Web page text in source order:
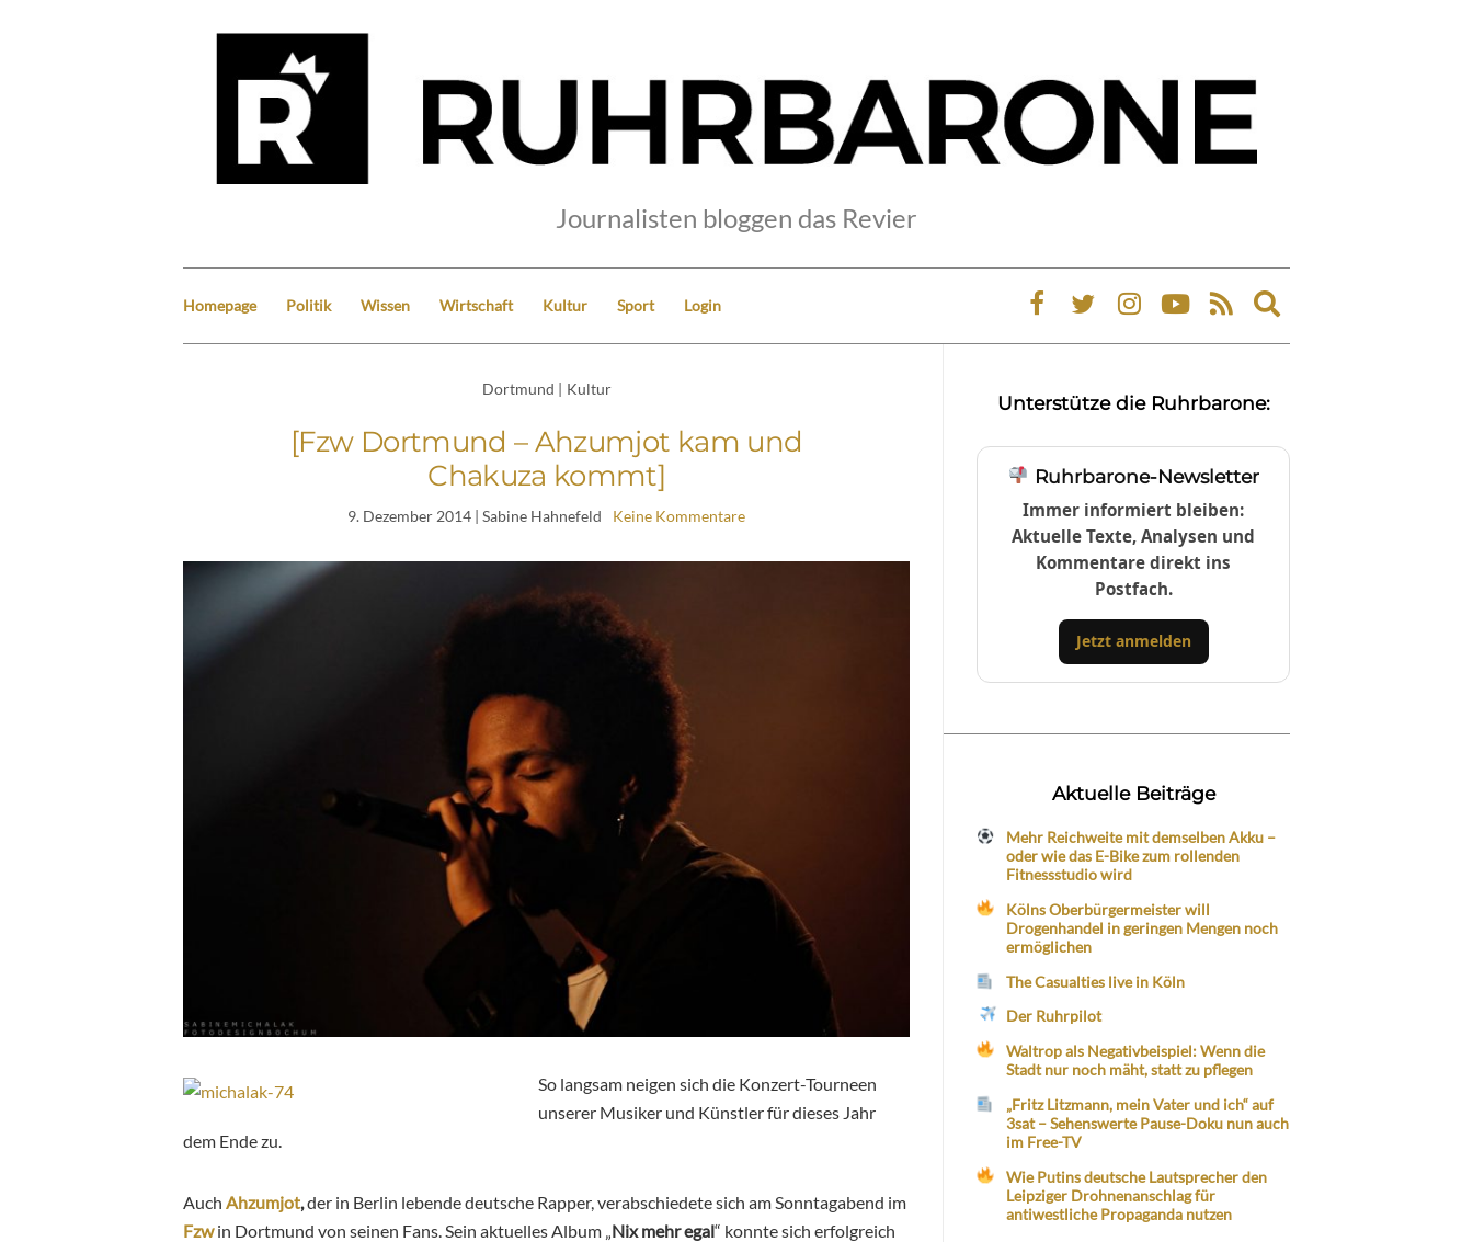
Journalisten bloggen das Revier
Homepage Politik Wissen Wirtschaft Kultur Sport Login
Expand
search
Dortmund | Kultur
[Fzw Dortmund – Ahzumjot kam und
Chakuza kommt]
9. Dezember 2014 | Sabine Hahnefeld Keine Kommentare
So langsam neigen sich die Konzert-Tourneen
unserer Musiker und Künstler für dieses Jahr
dem Ende zu.
Auch Ahzumjot,der in Berlin lebende deutsche Rapper, verabschiedete sich am Sonntagabend im
Fzwin Dortmund von seinen Fans. Sein aktuelles Album „ Nix mehr egal“ konnte sich erfolgreich
Unterstütze die Ruhrbarone:
Ruhrbarone-Newsletter
Immer informiert bleiben:
Aktuelle Texte, Analysen und
Kommentare direkt ins
Postfach.
Jetzt anmelden
Aktuelle Beiträge
Mehr Reichweite mit demselben Akku –
oder wie das E-Bike zum rollenden
Fitnessstudio wird
Kölns Oberbürgermeister will
Drogenhandel in geringen Mengen noch
ermöglichen
The Casualties live in Köln
Der Ruhrpilot
Waltrop als Negativbeispiel: Wenn die
Stadt nur noch mäht, statt zu pflegen
„Fritz Litzmann, mein Vater und ich“ auf
3sat – Sehenswerte Pause-Doku nun auch
im Free-TV
Wie Putins deutsche Lautsprecher den
Leipziger Drohnenanschlag für
antiwestliche Propaganda nutzen